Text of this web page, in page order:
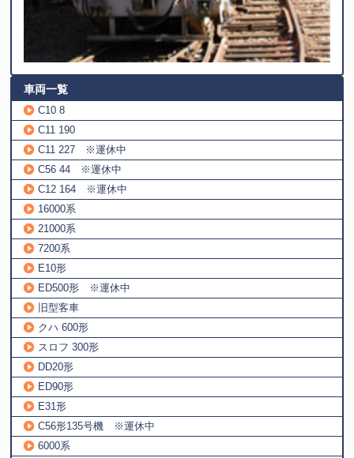
車両一覧
C10 8
C11 190
C11 227 ※運休中
C56 44 ※運休中
C12 164 ※運休中
16000系
21000系
7200系
E10形
ED500形 ※運休中
旧型客車
クハ 600形
スロフ 300形
DD20形
ED90形
E31形
C56形135号機 ※運休中
6000系